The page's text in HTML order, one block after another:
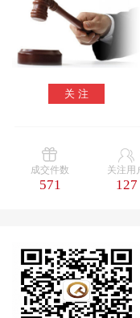
关 注
成交件数
571
关注用
127